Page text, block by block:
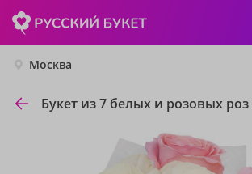
Москва
Букет из 7 белых и розовых